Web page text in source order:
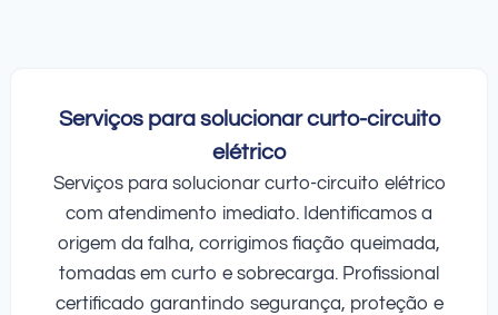
Serviços para solucionar curto-circuito
elétrico
Serviços para solucionar curto-circuito elétrico
com atendimento imediato. Identificamos a
origem da falha, corrigimos fiação queimada,
tomadas em curto e sobrecarga. Profissional
certificado garantindo segurança, proteção e